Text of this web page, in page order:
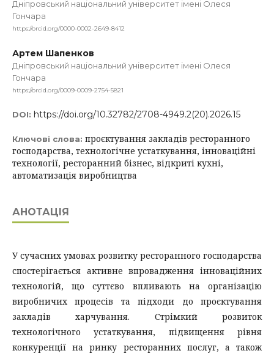
Дніпровський національний університет імені Олеся
Гончара
https://orcid.org/0000-0002-2649-8412
Артем Шапенков
Дніпровський національний університет імені Олеся
Гончара
https://orcid.org/0009-0009-2754-5821
DOI: https://doi.org/10.32782/2708-4949.2(20).2026.15
Ключові слова: проєктування закладів ресторанного
господарства, технологічне устаткування, інноваційні
технології, ресторанний бізнес, відкриті кухні,
автоматизація виробництва
АНОТАЦІЯ
У сучасних умовах розвитку ресторанного господарства
спостерігається активне впровадження інноваційних
технологій, що суттєво впливають на організацію
виробничих процесів та підходи до проєктування
закладів харчування. Стрімкий розвиток
технологічного устаткування, підвищення рівня
конкуренції на ринку ресторанних послуг, а також